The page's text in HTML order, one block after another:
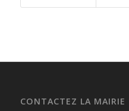
CONTACTEZ LA MAIRIE